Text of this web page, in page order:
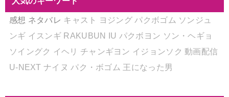
感想 ネタバレ キャスト ヨジング パクボゴム ソンジュ
ンギ イスンギ RAKUBUN IU パクボヨン ソン・ヘギョ
ソイングク イヘリ チャンギヨン イジョンソク 動画配信
U-NEXT ナイヌ パク・ボゴム 王になった男